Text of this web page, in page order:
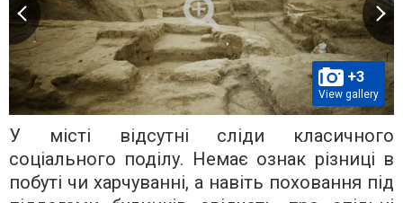
+3
View gallery
У місті відсутні сліди класичного
соціального поділу. Немає ознак різниці в
побуті чи харчуванні, а навіть поховання під